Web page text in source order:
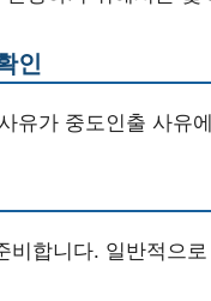
인
유가 중도인출 사유
비합니다. 일반적으